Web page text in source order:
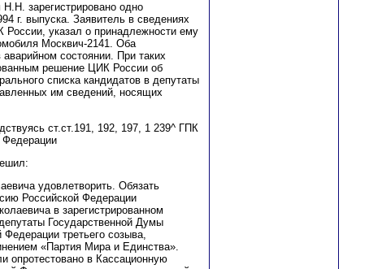
зарегистрировано одно
г. выпуска. Заявитель в сведениях
указал о принадлежности ему
Москвич-2141. Оба
состоянии. При таких
решение ЦИК России об
списка кандидатов в депутаты
им сведений, носящих
ст. ст.191 , 192, 197, 1 239^ ГПК
удовлетворить. Обязать
Российской Федерации
в зарегистрированном
Государственной Думы
третьего созыва,
«Партия Мира и Единства».
опротестовано в Кассационную